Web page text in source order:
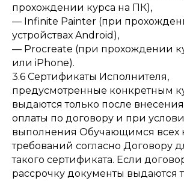
прохождении курса на ПК),
— Infinite Painter (при
устройствах Android),
— Procreate (при прохождении
или iPhone).
3.6 Сертификаты Исполнителя,
предусмотренные конкретным
выдаются только после
оплаты по договору и при
выполнения Обучающимся всех
требований согласно Договору
такого сертификата. Если
рассрочку документы выдаются